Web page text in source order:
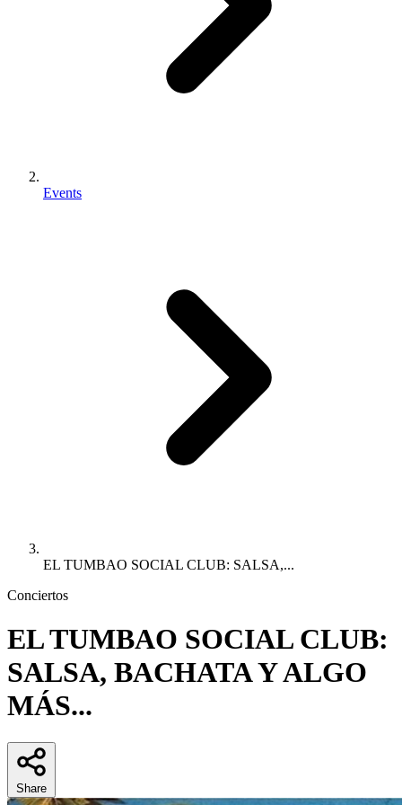
Events
EL TUMBAO SOCIAL CLUB: SALSA,...
Conciertos
EL TUMBAO SOCIAL CLUB:
SALSA, BACHATA Y ALGO
MÁS...
Share